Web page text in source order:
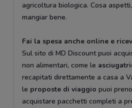
agricoltura biologica. Cosa
mangiar bene.
Fai la spesa anche online e
Sul sito di MD Discount puoi
non alimentari, come le
recapitati direttamente a casa a
le proposte di viaggio puoi
acquistare pacchetti completi a